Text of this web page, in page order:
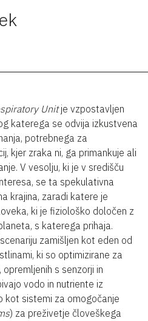
Unitje vzpostavljen
katerega se odvija izkustvena
potrebnega za
kjer zraka ni, ga primankuje ali
V vesolju, ki je v središču
se ta spekulativna
krajina, zaradi katere je
ki je fiziološko določen z
s katerega prihaja.
zamišljen kot eden od
ki so optimizirane za
s senzorji in
vodo in nutriente iz
kot sistemi za omogočanje
) za preživetje človeškega